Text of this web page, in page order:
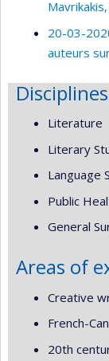
20-03-
auteurs
Disciplines
Literature
Literary
Language
Public
General
Areas of
Creative
French-
20th